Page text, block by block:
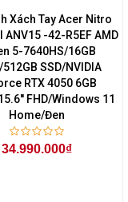
Xách Tay Acer Nitro
ANV15 -42-R5EF AMD
5-7640HS/16GB
512GB SSD/NVIDIA
RTX 4050 6GB
FHD/Windows 11
Home/Đen
34.990.000₫